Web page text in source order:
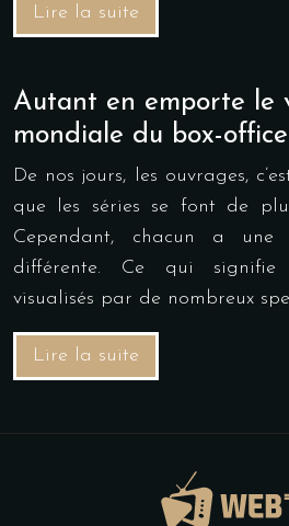
Lire la suite
Autant en emporte le
mondiale du box-
De nos jours, les ouvrages,
que les séries se font de
Cependant, chacun a
différente. Ce qui signifie
visualisés par de nombreux
Lire la suite